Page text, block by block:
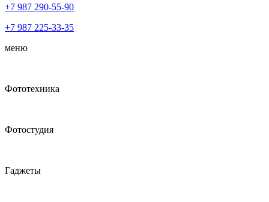
+7 987 290-55-90
+7 987 225-33-35
меню
Фототехника
Фотостудия
Гаджеты